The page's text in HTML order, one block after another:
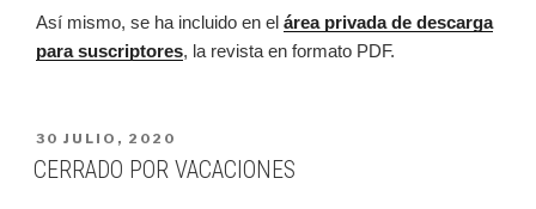
Así mismo, se ha incluido en el área privada de descarga
para suscriptores, la revista en formato PDF.
PUBLICADO
EN
30 JULIO, 2020
CERRADO POR VACACIONES